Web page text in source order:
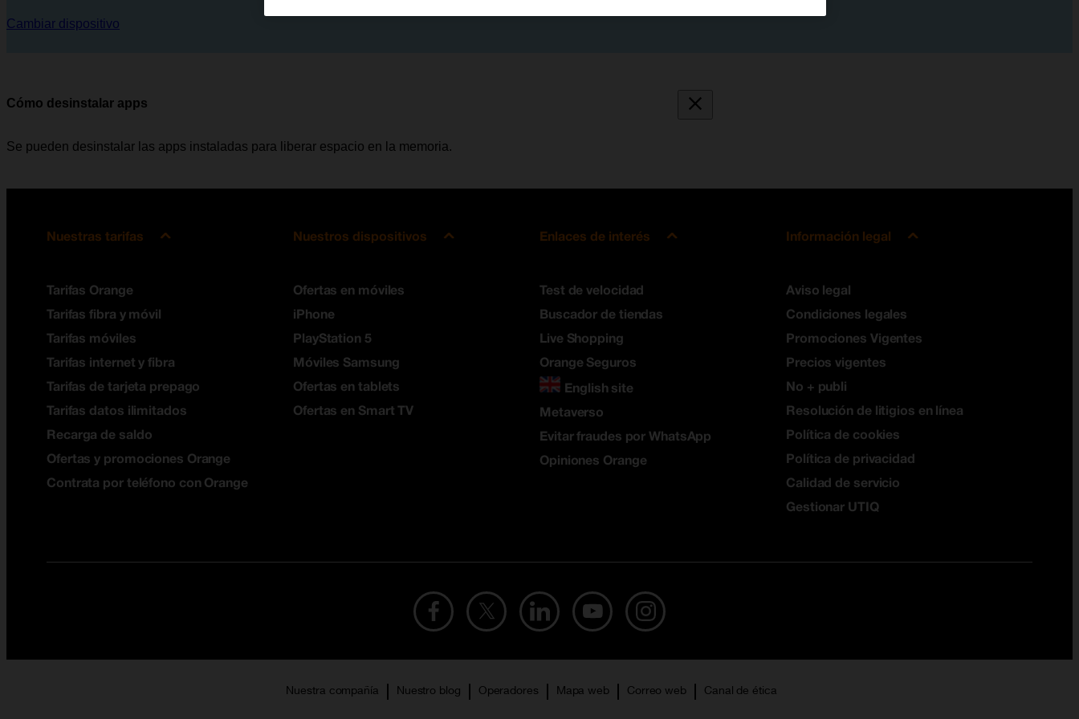
Cambiar dispositivo
Cómo desinstalar apps
Se pueden desinstalar las apps instaladas para liberar espacio en la memoria.
Nuestras tarifas
Tarifas Orange
Tarifas fibra y móvil
Tarifas móviles
Tarifas internet y fibra
Tarifas de tarjeta prepago
Tarifas datos ilimitados
Recarga de saldo
Ofertas y promociones Orange
Contrata por teléfono con Orange
Nuestros dispositivos
Ofertas en móviles
iPhone
PlayStation 5
Móviles Samsung
Ofertas en tablets
Ofertas en Smart TV
Enlaces de interés
Test de velocidad
Buscador de tiendas
Live Shopping
Orange Seguros
English site
Metaverso
Evitar fraudes por WhatsApp
Opiniones Orange
Información legal
Aviso legal
Condiciones legales
Promociones Vigentes
Precios vigentes
No + publi
Resolución de litigios en línea
Política de cookies
Política de privacidad
Calidad de servicio
Gestionar UTIQ
Nuestra compañía Nuestro blog Operadores Mapa web Correo web Canal de ética